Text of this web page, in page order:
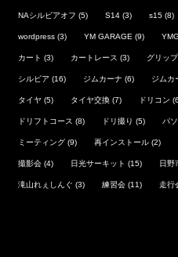
NAシルビアオフ (5) S14 (3) s15 (8)
wordpress (3) YM GARAGE (9)
カート (3) カートレース (3) グリップ
シルビア (16) ジムカーナ (6) ジムカ
タイヤ (5) タイヤ交換 (7) ドリコン
ドリフトコース (8) ドリ撮り (5) パ
ミーティング (9) 再インストール (2)
撮影会 (4) 日光サーキット (15) 日野
滝山れぇしんぐ (3) 練習会 (11) 走行